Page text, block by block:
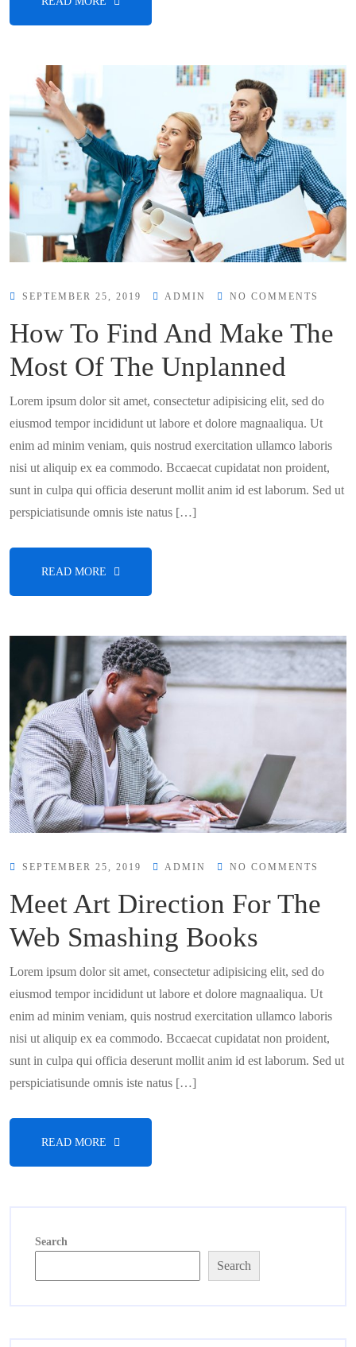
SEPTEMBER 25, 2019 ADMIN NO COMMENTS
How To Find And Make The
Most Of The Unplanned
Lorem ipsum dolor sit amet, consectetur adipisicing elit, sed do
eiusmod tempor incididunt ut labore et dolore magnaaliqua. Ut
enim ad minim veniam, quis nostrud exercitation ullamco laboris
nisi ut aliquip ex ea commodo. Bccaecat cupidatat non proident,
sunt in culpa qui officia deserunt mollit anim id est laborum. Sed ut
perspiciatisunde omnis iste natus […]
READ MORE
SEPTEMBER 25, 2019 ADMIN NO COMMENTS
Meet Art Direction For The
Web Smashing Books
Lorem ipsum dolor sit amet, consectetur adipisicing elit, sed do
eiusmod tempor incididunt ut labore et dolore magnaaliqua. Ut
enim ad minim veniam, quis nostrud exercitation ullamco laboris
nisi ut aliquip ex ea commodo. Bccaecat cupidatat non proident,
sunt in culpa qui officia deserunt mollit anim id est laborum. Sed ut
perspiciatisunde omnis iste natus […]
READ MORE
Search
Search